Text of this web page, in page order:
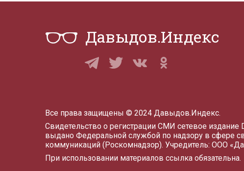
Давыдов.Индекс
Все права защищены © 2024 Давыдов.Индекс.
Свидетельство о регистрации СМИ сетевое издание
выдано Федеральной службой по надзору в сфере
коммуникаций (Роскомнадзор). Учредитель: ООО
При использовании материалов ссылка обязательна.